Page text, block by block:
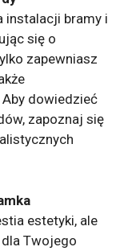
instalacji bramy i
się o
zapewniasz
dowiedzieć
zapoznaj się
estetyki, ale
Twojego